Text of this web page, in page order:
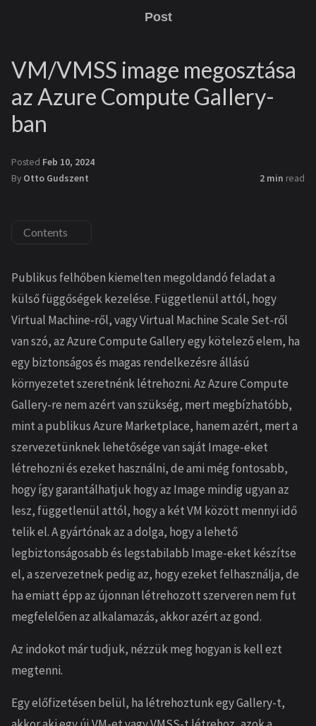
Post
VM/VMSS image megosztása
az Azure Compute Gallery-
ban
Posted Feb 10, 2024
By Otto Gudszent 2 min read
Contents
Publikus felhőben kiemelten megoldandó feladat a
külső függőségek kezelése. Függetlenül attól, hogy
Virtual Machine-ről, vagy Virtual Machine Scale Set-ről
van szó, az Azure Compute Gallery egy kötelező elem, ha
egy biztonságos és magas rendelkezésre állású
környezetet szeretnénk létrehozni. Az Azure Compute
Gallery-re nem azért van szükség, mert megbízhatóbb,
mint a publikus Azure Marketplace, hanem azért, mert a
szervezetünknek lehetősége van saját Image-eket
létrehozni és ezeket használni, de ami még fontosabb,
hogy így garantálhatjuk hogy az Image mindig ugyan az
lesz, függetlenül attól, hogy a két VM között mennyi idő
telik el. A gyártónak az a dolga, hogy a lehető
legbiztonságosabb és legstabilabb Image-eket készítse
el, a szervezetnek pedig az, hogy ezeket felhasználja, de
ha emiatt épp az újonnan létrehozott szerveren nem fut
megfelelően az alkalamazás, akkor azért az gond.
Az indokot már tudjuk, nézzük meg hogyan is kell ezt
megtenni.
Egy előfizetésen belül, ha létrehoztunk egy Gallery-t,